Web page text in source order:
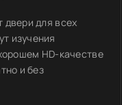
двери для всех
изучения
HD-качестве
и без